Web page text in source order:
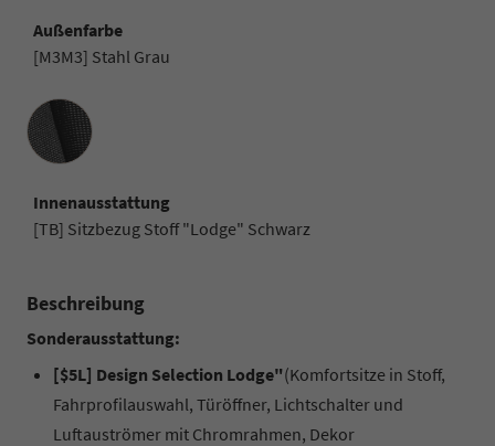
Außenfarbe
[M3M3] Stahl Grau
Innenausstattung
Innenausstattung
[TB] Sitzbezug Stoff "Lodge" Schwarz
Beschreibung
Sonderausstattung:
[$5L] Design Selection Lodge"(Komfortsitze in Stoff,
Fahrprofilauswahl, Türöffner, Lichtschalter und
Luftauströmer mit Chromrahmen, Dekor